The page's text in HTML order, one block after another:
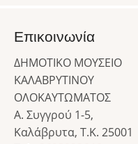
Επικοινωνία
ΔΗΜΟΤΙΚΟ ΜΟΥΣΕΙΟ
ΚΑΛΑΒΡΥΤΙΝΟΥ
ΟΛΟΚΑΥΤΩΜΑΤΟΣ
Α. Συγγρού 1-5,
Καλάβρυτα, Τ.Κ. 25001